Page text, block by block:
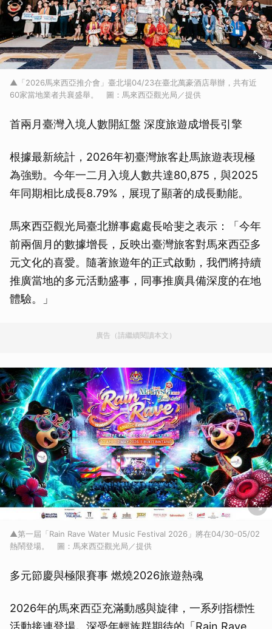
▲「2026馬來西亞推介會」臺北場04/23在臺北萬豪酒店舉辦，共有近
60家當地業者共襄盛舉。 圖：馬來西亞觀光局／提供
首兩月臺灣入境人數開紅盤 深度旅遊成增長引擎
根據最新統計，2026年初臺灣旅客赴馬旅遊表現極
為強勁。今年一二月入境人數共達80,875，與2025
年同期相比成長8.79%，展現了顯著的成長動能。
馬來西亞觀光局臺北辦事處處長哈斐之表示：「今年
前兩個月的數據增長，反映出臺灣旅客對馬來西亞多
元文化的喜愛。隨著旅遊年的正式啟動，我們將持續
推廣當地的多元活動盛事，同事推廣具備深度的在地
體驗。」
廣告（請繼續閱讀本文）
▲第一屆「Rain Rave Water Music Festival 2026」將在04/30-05/02
熱鬧登場。 圖：馬來西亞觀光局／提供
多元節慶與極限賽事 燃燒2026旅遊熱魂
2026年的馬來西亞充滿動感與旋律，一系列指標性
活動接連登場。深受年輕族群期待的「Rain Rave